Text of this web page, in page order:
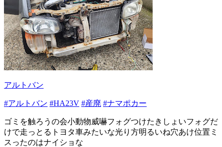
アルトバン
#アルトバン #HA23V #産廃 #ナマポカー
ゴミを触ろうの会小動物威嚇フォグつけたきしょいフォグだ
けで走っとるトヨタ車みたいな光り方明るいね穴あけ位置ミ
スったのはナイショな